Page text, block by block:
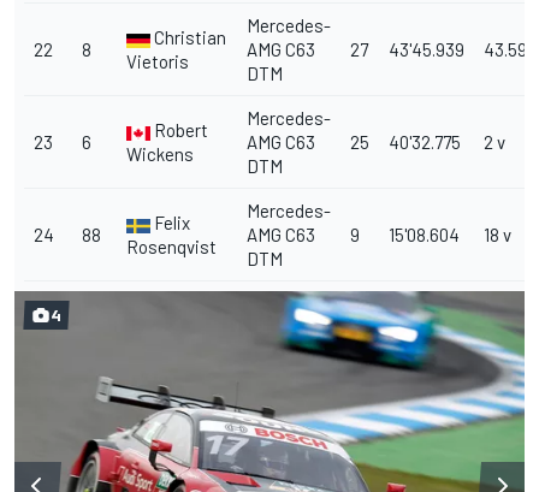
22 8
Christian
Vietoris
Mercedes-
AMG C63
DTM
27 43'45.939 43.593
23 6
Robert
Wickens
Mercedes-
AMG C63
DTM
25 40'32.775 2 v
24 88
Felix
Rosenqvist
Mercedes-
AMG C63
DTM
9 15'08.604 18 v
4